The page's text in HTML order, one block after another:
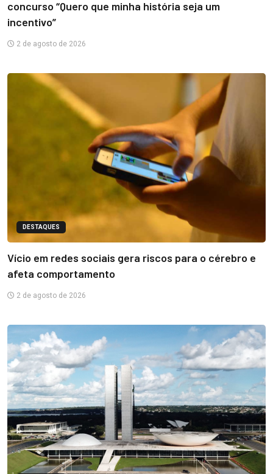
concurso “Quero que minha história seja um
incentivo”
2 de agosto de 2026
DESTAQUES
Vício em redes sociais gera riscos para o cérebro e
afeta comportamento
2 de agosto de 2026